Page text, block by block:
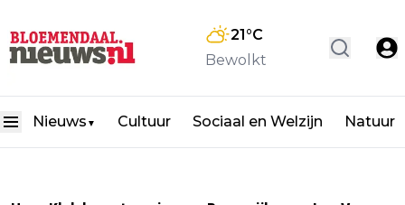
21°C
Bewolkt
Nieuws ▼ Cultuur Sociaal en Welzijn Natuur